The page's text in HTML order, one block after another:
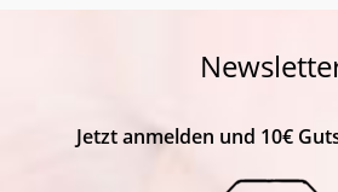
Jetzt anmelden und 10€